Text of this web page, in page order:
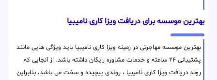
بهترین موسسه برای دریافت ویزا کاری نامیبیا
بهترین موسسه مهاجرتی در زمینه ویزا کاری نامیبیا باید ویژگی هایی مانند
پشتیبانی ۲۴ ساعته و خدمات مشاوره رایگان داشته باشد. از آنجایی که
روند دریافت ویزا کاری نامیبیا ، روندی پیچیده و سخت می باشد، بنابراین